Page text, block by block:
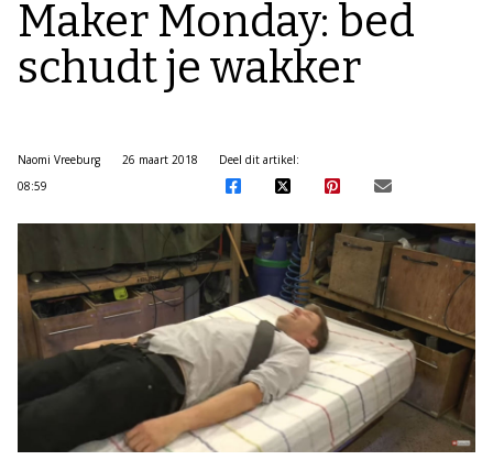
Maker Monday: bed
schudt je wakker
Naomi Vreeburg
26 maart 2018
08:59
Deel dit artikel: